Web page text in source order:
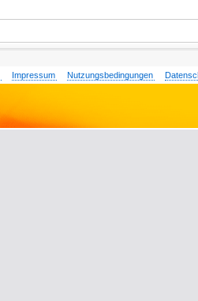
Impressum Nutzungsbedingungen